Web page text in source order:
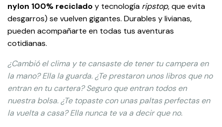
nylon 100% recicladoy tecnología ripstop, que evita
desgarros) se vuelven gigantes. Durables y livianas,
pueden acompañarte en todas tus aventuras
cotidianas.
¿Cambió el clima y te cansaste de tener tu campera en
la mano? Ella la guarda. ¿Te prestaron unos libros que no
entran en tu cartera? Seguro que entran todos en
nuestra bolsa. ¿Te topaste con unas paltas perfectas en
la vuelta a casa? Ella nunca te va a decir que no.